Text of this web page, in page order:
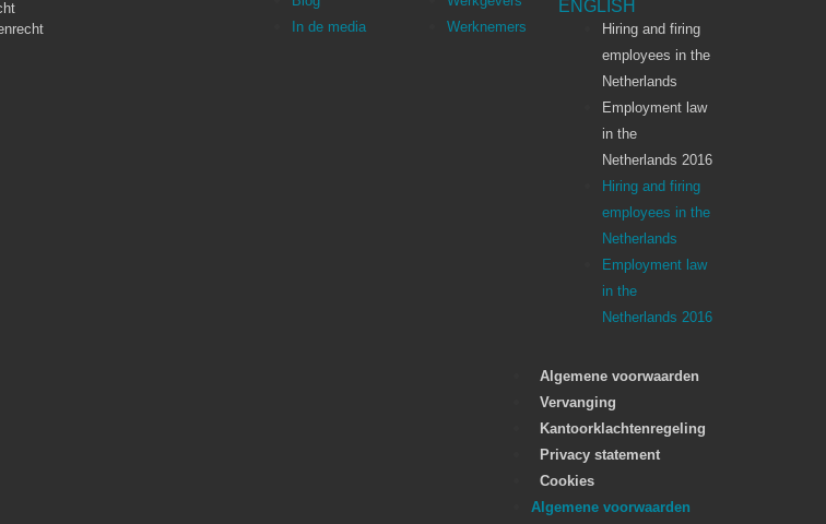
In de media
Werknemers
ENGLISH
Hiring and firing
employees in the
Netherlands
Employment law
in the
Netherlands 2016
Hiring and firing
employees in the
Netherlands
Employment law
in the
Netherlands 2016
Algemene voorwaarden
Vervanging
Kantoorklachtenregeling
Privacy statement
Cookies
Algemene voorwaarden